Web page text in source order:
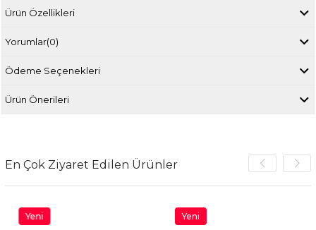
Ürün Özellikleri
Yorumlar(0)
Ödeme Seçenekleri
Ürün Önerileri
En Çok Ziyaret Edilen Ürünler
Yeni
Yeni